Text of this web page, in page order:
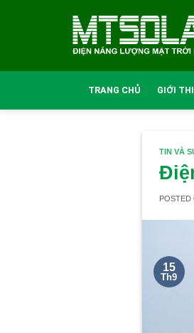
TRANG CHỦ GIỚI
TIN VÀ
POSTED
15
Th9